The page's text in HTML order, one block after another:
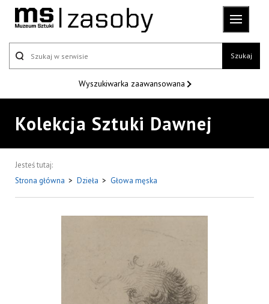
Szukaj
Wyszukiwarka zaawansowana
Kolekcja Sztuki Dawnej
Jesteś tutaj:
Strona główna > Dzieła > Głowa męska